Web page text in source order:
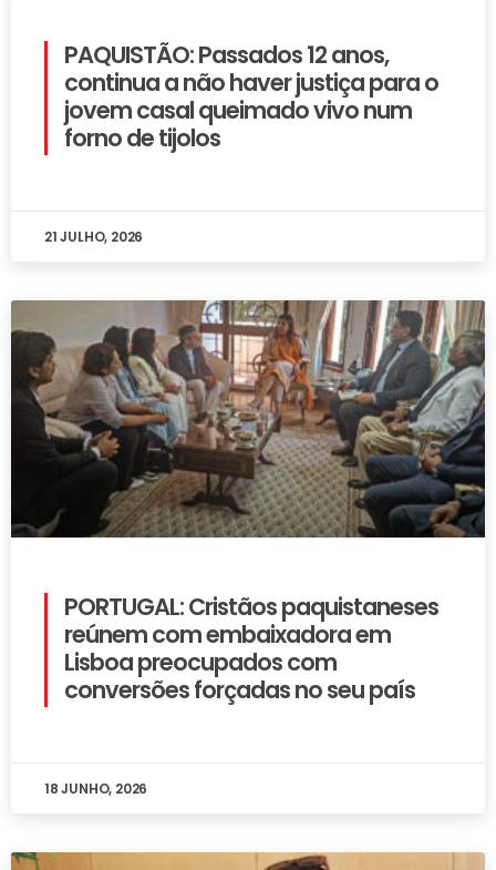
PAQUISTÃO: Passados 12 anos,
continua a não haver justiça para o
jovem casal queimado vivo num
forno de tijolos
21 JULHO, 2026
PORTUGAL: Cristãos paquistaneses
reúnem com embaixadora em
Lisboa preocupados com
conversões forçadas no seu país
18 JUNHO, 2026